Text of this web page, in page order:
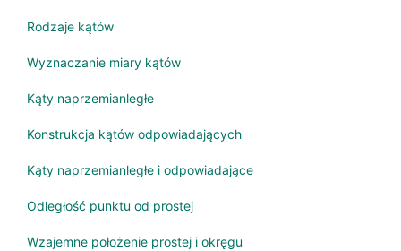
Rodzaje kątów
Wyznaczanie miary kątów
Kąty naprzemianległe
Konstrukcja kątów odpowiadających
Kąty naprzemianległe i odpowiadające
Odległość punktu od prostej
Wzajemne położenie prostej i okręgu